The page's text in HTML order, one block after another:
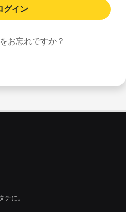
お忘れですか？
に。